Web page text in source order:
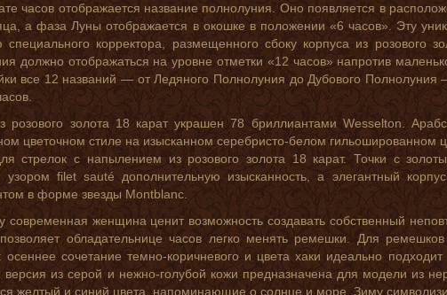
часов отображается название полнолуния. Оно появляется в
а фаза Луны отображается в окошке в положении «6 часов». Эту
корректора, размещенного сбоку корпуса из розового
должно отображаться на уровне отметки «12 часов» напротив
все 12 названий — от Ледяного Полнолуния до Дубового Полнолуния
розового золота 18 карат украшен 78 бриллиантами Wesselton.
цветочном стиле на изысканном серебристо-белом гильошированном
стрелок с напылением из розового золота 18 карат. Точки с
filet sauté дополнительную изысканность, а элегантный
в форме звезды Montblanc.
современная женщина ценит возможность создавать собственный
обладательнице часов легко менять ремешки. Для
сочетание темно-коричневого и цвета хаки идеально
версия из серой и нежно-голубой кожи предназначена для модели из
желтый и синий цвета, напоминающие о солнце и море. Зиму